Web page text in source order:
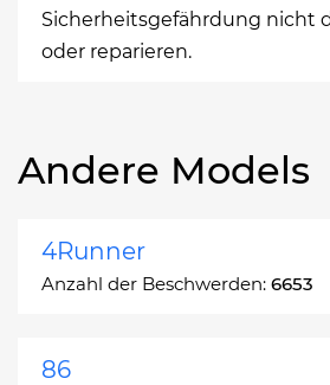
Sicherheitsgefährdung nicht
oder reparieren.
Andere Models
4Runner
Anzahl der Beschwerden: 6653
86